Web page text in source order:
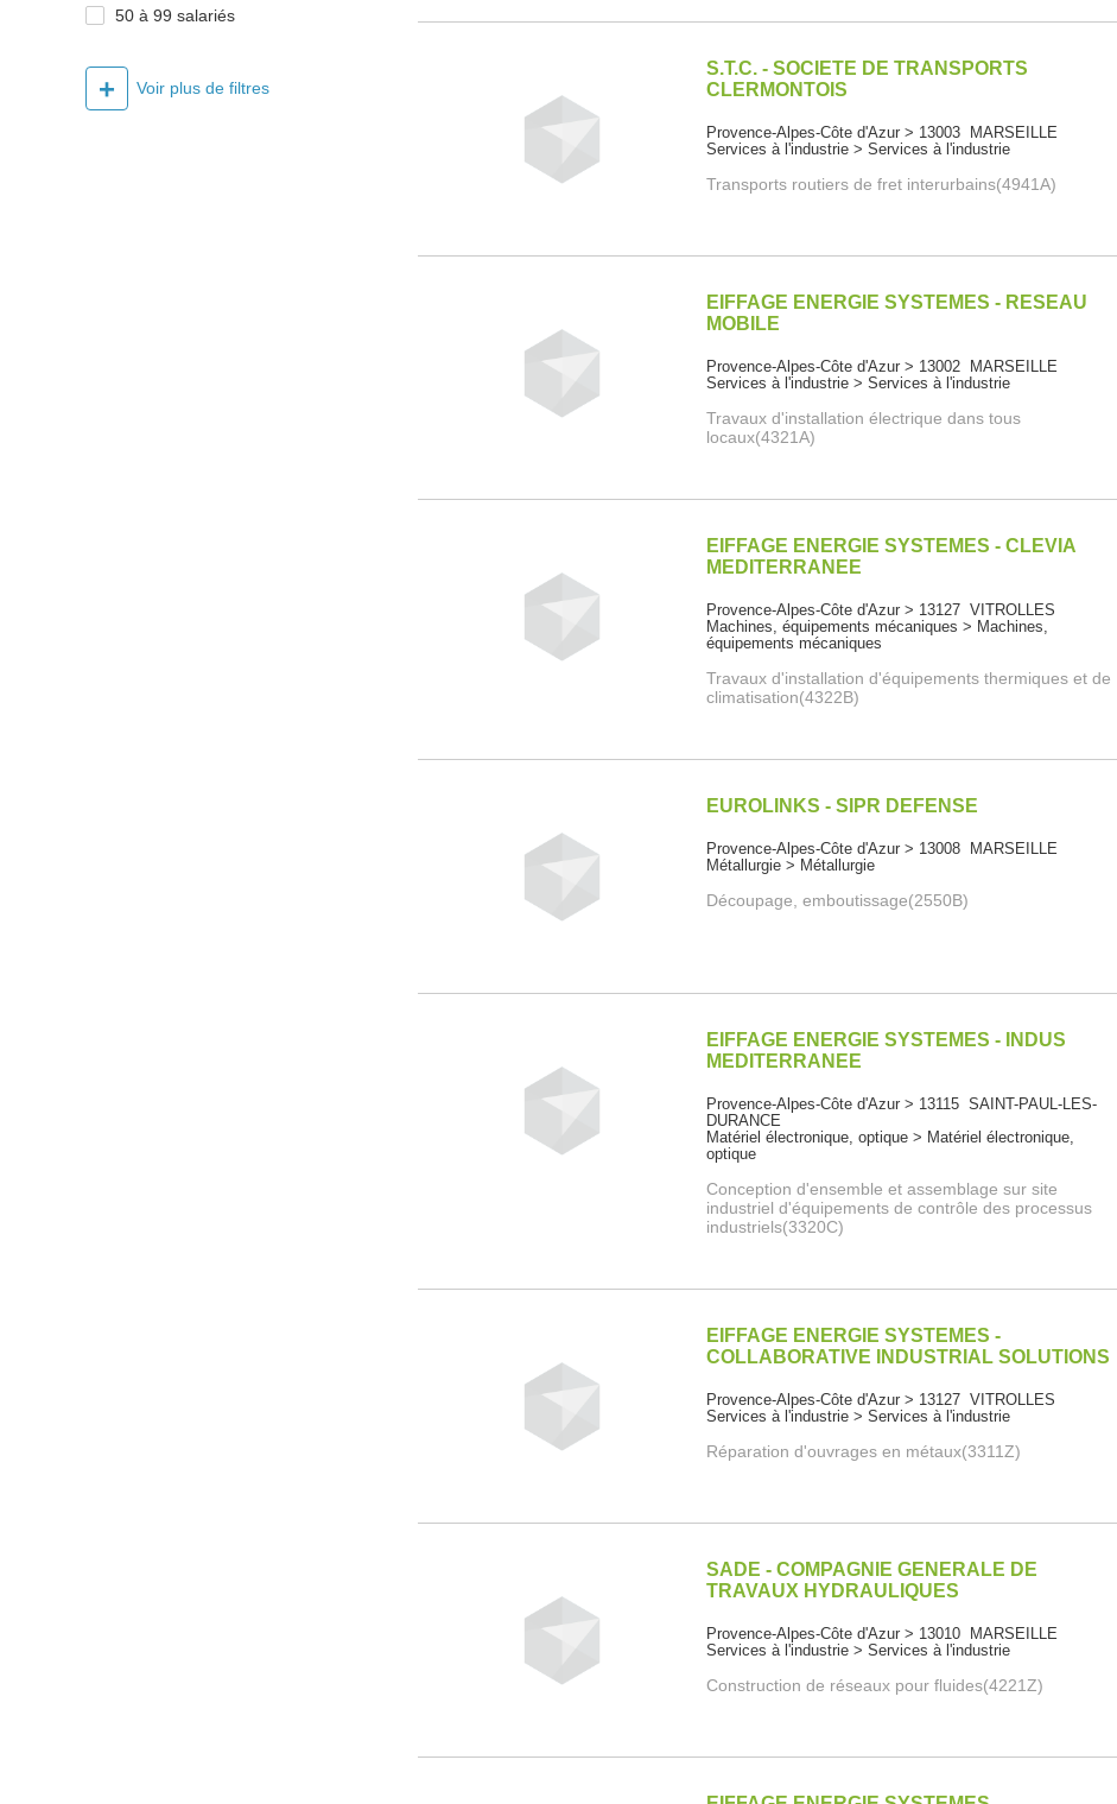
50 à 99 salariés
+ Voir plus de filtres
S.T.C. - SOCIETE DE TRANSPORTS
CLERMONTOIS
Provence-Alpes-Côte d'Azur > 13003 MARSEILLE
Services à l'industrie > Services à l'industrie
Transports routiers de fret interurbains(4941A)
EIFFAGE ENERGIE SYSTEMES - RESEAU
MOBILE
Provence-Alpes-Côte d'Azur > 13002 MARSEILLE
Services à l'industrie > Services à l'industrie
Travaux d'installation électrique dans tous
locaux(4321A)
EIFFAGE ENERGIE SYSTEMES - CLEVIA
MEDITERRANEE
Provence-Alpes-Côte d'Azur > 13127 VITROLLES
Machines, équipements mécaniques > Machines,
équipements mécaniques
Travaux d'installation d'équipements thermiques et de
climatisation(4322B)
EUROLINKS - SIPR DEFENSE
Provence-Alpes-Côte d'Azur > 13008 MARSEILLE
Métallurgie > Métallurgie
Découpage, emboutissage(2550B)
EIFFAGE ENERGIE SYSTEMES - INDUS
MEDITERRANEE
Provence-Alpes-Côte d'Azur > 13115 SAINT-PAUL-LES-
DURANCE
Matériel électronique, optique > Matériel électronique,
optique
Conception d'ensemble et assemblage sur site
industriel d'équipements de contrôle des processus
industriels(3320C)
EIFFAGE ENERGIE SYSTEMES -
COLLABORATIVE INDUSTRIAL SOLUTIONS
Provence-Alpes-Côte d'Azur > 13127 VITROLLES
Services à l'industrie > Services à l'industrie
Réparation d'ouvrages en métaux(3311Z)
SADE - COMPAGNIE GENERALE DE
TRAVAUX HYDRAULIQUES
Provence-Alpes-Côte d'Azur > 13010 MARSEILLE
Services à l'industrie > Services à l'industrie
Construction de réseaux pour fluides(4221Z)